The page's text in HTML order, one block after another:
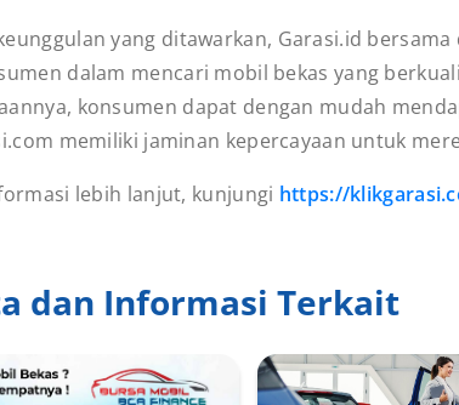
yang ditawarkan, Garasi.id
dalam mencari mobil bekas yang
konsumen dapat dengan mudah
memiliki jaminan kepercayaan untuk
lebih lanjut, kunjungi https://
dan Informasi Terkait